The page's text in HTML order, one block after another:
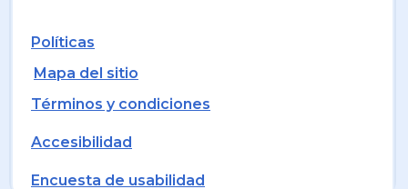
Políticas
Mapa del sitio
Términos y condiciones
Accesibilidad
Encuesta de usabilidad